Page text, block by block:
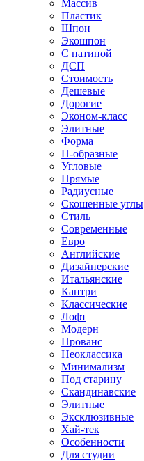
Массив
Пластик
Шпон
Экошпон
С патиной
ДСП
Стоимость
Дешевые
Дорогие
Эконом-класс
Элитные
Форма
П-образные
Угловые
Прямые
Радиусные
Скошенные углы
Стиль
Современные
Евро
Английские
Дизайнерские
Итальянские
Кантри
Классические
Лофт
Модерн
Прованс
Неоклассика
Минимализм
Под старину
Скандинавские
Элитные
Эксклюзивные
Хай-тек
Особенности
Для студии